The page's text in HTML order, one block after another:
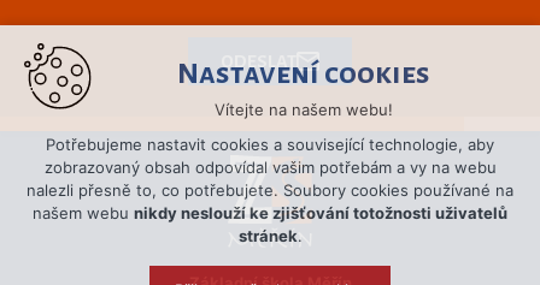
Nastavení cookies
Vítejte na našem webu!
Potřebujeme nastavit cookies a související technologie, aby
zobrazovaný obsah odpovídal vašim potřebám a vy na webu
nalezli přesně to, co potřebujete. Soubory cookies používané na
našem webu nikdy neslouží ke zjišťování totožnosti uživatelů
stránek.